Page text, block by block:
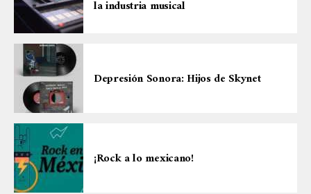
la industria musical
Depresión Sonora: Hijos de Skynet
¡Rock a lo mexicano!